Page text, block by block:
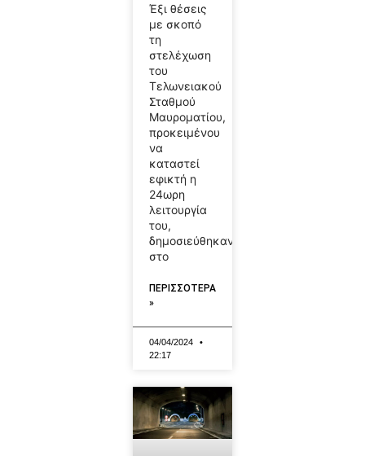
Έξι θέσεις
με σκοπό
τη
στελέχωση
του
Τελωνειακού
Σταθμού
Μαυροματίου,
προκειμένου
να
καταστεί
εφικτή η
24ωρη
λειτουργία
του,
δημοσιεύθηκαν
στο
ΠΕΡΙΣΣΟΤΕΡΑ
»
04/04/2024
22:17